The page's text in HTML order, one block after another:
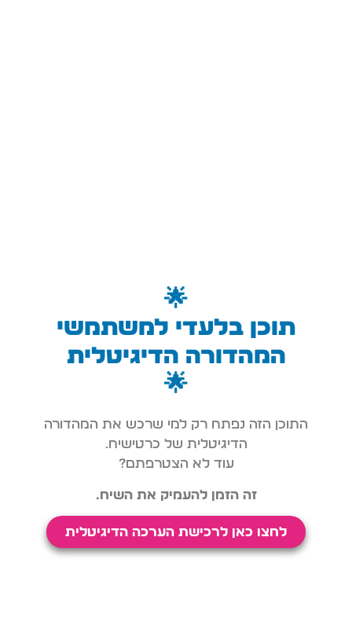
🌟
תוכן בלעדי למשתמשי
המהדורה הדיגיטלית
🌟
התוכן הזה נפתח רק למי שרכש את המהדורה
הדיגיטלית של כרטישיח.
עוד לא הצטרפתם?
זה הזמן להעמיק את השיח.
לחצו כאן לרכישת הערכה הדיגיטלית